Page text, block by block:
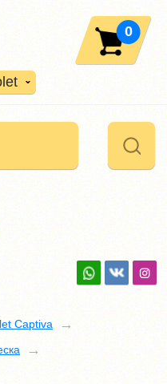
0
Captiva